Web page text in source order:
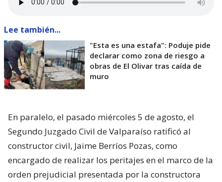
Lee también...
"Esta es una estafa": Poduje pide
declarar como zona de riesgo a
obras de El Olivar tras caída de
muro
En paralelo, el pasado miércoles 5 de agosto, el
Segundo Juzgado Civil de Valparaíso ratificó al
constructor civil, Jaime Berríos Pozas, como
encargado de realizar los peritajes en el marco de la
orden prejudicial presentada por la constructora